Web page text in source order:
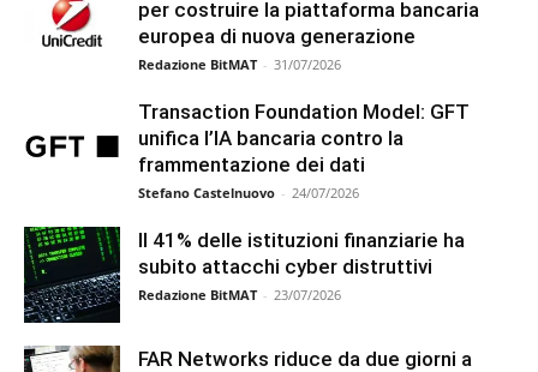
per costruire la piattaforma bancaria
europea di nuova generazione
Redazione BitMAT - 31/07/2026
Transaction Foundation Model: GFT
unifica l’IA bancaria contro la
frammentazione dei dati
Stefano Castelnuovo - 24/07/2026
Il 41% delle istituzioni finanziarie ha
subito attacchi cyber distruttivi
Redazione BitMAT - 23/07/2026
FAR Networks riduce da due giorni a